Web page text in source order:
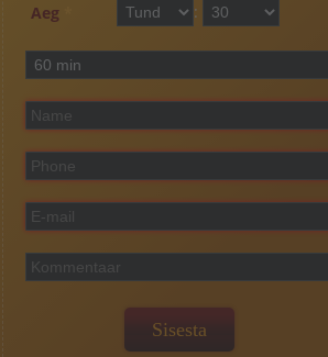
Aeg Tund : min
Teenus kestus
Nimi*
Telefon
E-mail
Kommentaar